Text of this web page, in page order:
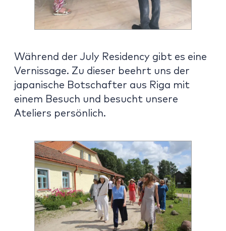
Während der July Residency gibt es eine
Vernissage. Zu dieser beehrt uns der
japanische Botschafter aus Riga mit
einem Besuch und besucht unsere
Ateliers persönlich.